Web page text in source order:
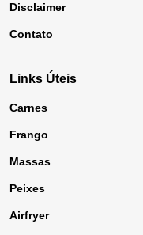
Disclaimer
Contato
Links Úteis
Carnes
Frango
Massas
Peixes
Airfryer